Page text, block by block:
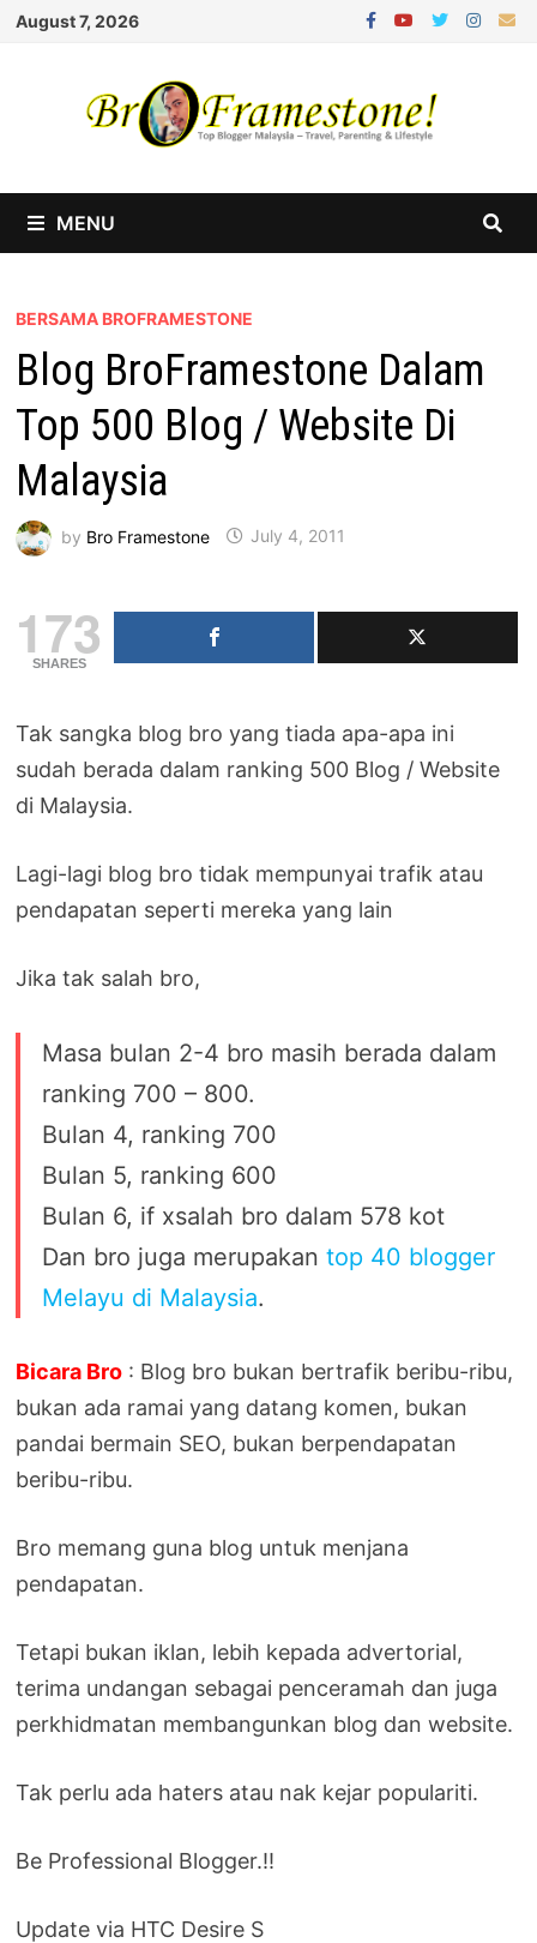
Skip
August 7, 2026
MENU
BERSAMA BROFRAMESTONE
Blog BroFramestone Dalam
Top 500 Blog / Website Di
Malaysia
by Bro Framestone July 4, 2011
173
SHARES
Tak sangka blog bro yang tiada apa-apa ini
sudah berada dalam ranking 500 Blog / Website
di Malaysia.
Lagi-lagi blog bro tidak mempunyai trafik atau
pendapatan seperti mereka yang lain
Jika tak salah bro,
Masa bulan 2-4 bro masih berada dalam
ranking 700 – 800.
Bulan 4, ranking 700
Bulan 5, ranking 600
Bulan 6, if xsalah bro dalam 578 kot
Dan bro juga merupakantop 40 blogger
Melayu di Malaysia.
Bicara Bro : Blog bro bukan bertrafik beribu-ribu,
bukan ada ramai yang datang komen, bukan
pandai bermain SEO, bukan berpendapatan
beribu-ribu.
Bro memang guna blog untuk menjana
pendapatan.
Tetapi bukan iklan, lebih kepada advertorial,
terima undangan sebagai penceramah dan juga
perkhidmatan membangunkan blog dan website.
Tak perlu ada haters atau nak kejar populariti.
Be Professional Blogger.!!
Update via HTC Desire S